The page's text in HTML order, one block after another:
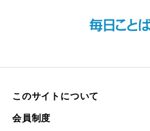
このサイトについて
会員制度